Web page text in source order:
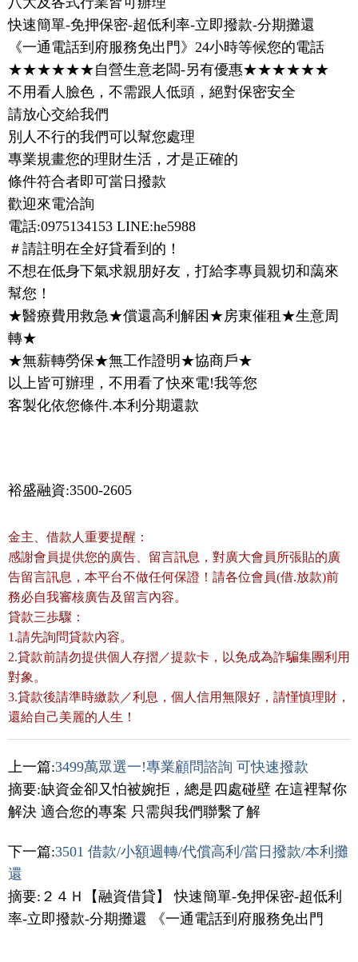
快速簡單-免押保密-超低利率-立即撥款-分期攤還
《一通電話到府服務免出門》24小時等候您的電話
★★★★★★自營生意老闆-另有優惠★★★★★★
不用看人臉色，不需跟人低頭，絕對保密安全
請放心交給我們
別人不行的我們可以幫您處理
專業規畫您的理財生活，才是正確的
條件符合者即可當日撥款
歡迎來電洽詢
電話:0975134153 LINE:he5988
＃請註明在全好貸看到的！
不想在低身下氣求親朋好友，打給李專員親切和藹來
幫您！
★醫療費用救急★償還高利解困★房東催租★生意周
轉★
★無薪轉勞保★無工作證明★協商戶★
以上皆可辦理，不用看了快來電!我等您
客製化依您條件.本利分期還款
裕盛融資:3500-2605
金主、借款人重要提醒：
感謝會員提供您的廣告、留言訊息，對廣大會員所張貼的廣
告留言訊息，本平台不做任何保證！請各位會員(借.放款)前
務必自我審核廣告及留言內容。
貸款三歩驟：
1.請先詢問貸款內容。
2.貸款前請勿提供個人存摺／提款卡，以免成為詐騙集團利用
對象。
3.貸款後請準時繳款／利息，個人信用無限好，請慬慎理財，
還給自己美麗的人生！
上一篇:3499萬眾選一!專業顧問諮詢 可快速撥款
摘要:缺資金卻又怕被婉拒，總是四處碰壁 在這裡幫你
解決 適合您的專案 只需與我們聯繫了解
下一篇:3501 借款/小額週轉/代償高利/當日撥款/本利攤
還
摘要:２４Ｈ【融資借貸】 快速簡單-免押保密-超低利
率-立即撥款-分期攤還 《一通電話到府服務免出門